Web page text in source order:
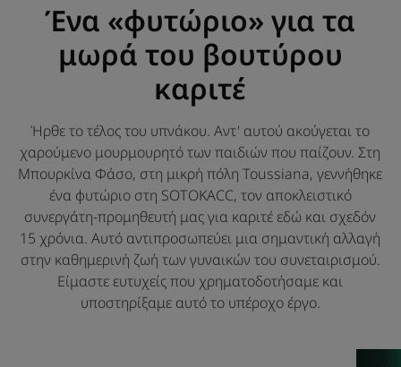
Ένα «φυτώριο» για τα
μωρά του βουτύρου
καριτέ
Ήρθε το τέλος του υπνάκου. Αντ' αυτού ακούγεται το
χαρούμενο μουρμουρητό των παιδιών που παίζουν. Στη
Μπουρκίνα Φάσο, στη μικρή πόλη Toussiana, γεννήθηκε
ένα φυτώριο στη SOTOKACC, τον αποκλειστικό
συνεργάτη-προμηθευτή μας για καριτέ εδώ και σχεδόν
15 χρόνια. Αυτό αντιπροσωπεύει μια σημαντική αλλαγή
στην καθημερινή ζωή των γυναικών του συνεταιρισμού.
Είμαστε ευτυχείς που χρηματοδοτήσαμε και
υποστηρίξαμε αυτό το υπέροχο έργο.